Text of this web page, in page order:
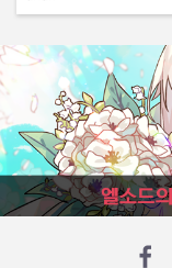
엘소드의 또다른